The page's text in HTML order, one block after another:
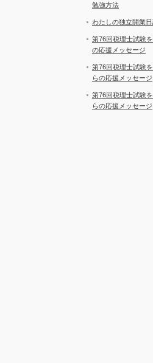
勉強方法
わたしの独立開業
第76回税理士試験
の応援メッセージ
第76回税理士試験
らの応援メッセージ
第76回税理士試験
らの応援メッセージ